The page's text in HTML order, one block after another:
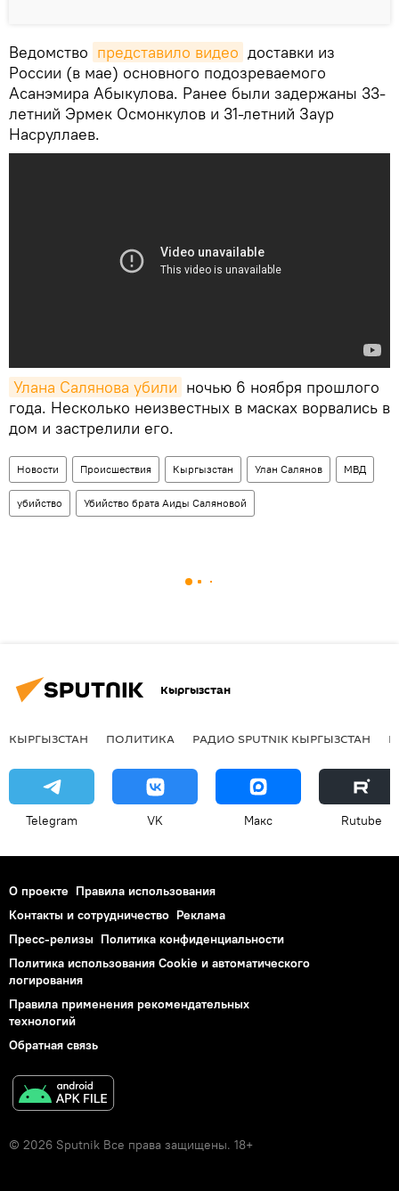
Ведомство представило видео доставки из
России (в мае) основного подозреваемого
Асанэмира Абыкулова. Ранее были задержаны 33-
летний Эрмек Осмонкулов и 31-летний Заур
Насруллаев.
Улана Салянова убили ночью 6 ноября прошлого
года. Несколько неизвестных в масках ворвались в
дом и застрелили его.
Новости Происшествия Кыргызстан Улан Салянов МВД
убийство Убийство брата Аиды Саляновой
Кыргызстан
КЫРГЫЗСТАН ПОЛИТИКА РАДИО SPUTNIK КЫРГЫЗСТАН
Telegram VK Макс Rutube
О проекте Правила использования
Контакты и сотрудничество Реклама
Пресс-релизы Политика конфиденциальности
Политика использования Cookie и автоматического
логирования
Правила применения рекомендательных
технологий
Обратная связь
© 2026 Sputnik Все права защищены. 18+